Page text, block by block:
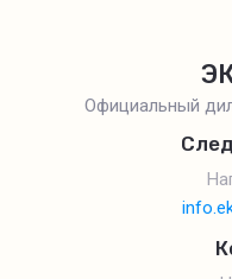
Официальный